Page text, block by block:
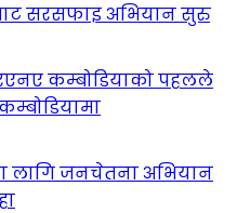
सरसफाइ अभियान सुरु
कम्बोडियाको पहलले
लागि जनचेतना अभियान